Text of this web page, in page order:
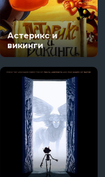
Астерикс и
викинги